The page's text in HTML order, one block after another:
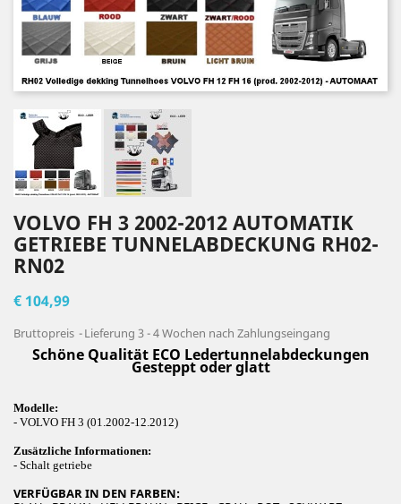
VOLVO FH 3 2002-2012 AUTOMATIK
GETRIEBE TUNNELABDECKUNG RH02-
RN02
€ 104,99
Bruttopreis Lieferung 3 - 4 Wochen nach Zahlungseingang
Schöne Qualität ECO Ledertunnelabdeckungen
Gesteppt oder glatt
Modelle:
- VOLVO FH 3 (01.2002-12.2012)
Zusätzliche Informationen:
- Schalt getriebe
VERFÜGBAR IN DEN FARBEN: